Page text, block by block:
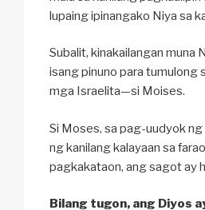
lupaing ipinangako Niya sa
Subalit, kinakailangan muna
isang pinuno para tumulong
mga Israelita—si Moises.
Si Moses, sa pag-uudyok ng
ng kanilang kalayaan sa
pagkakataon, ang sagot ay
Bilang tugon, ang Diyos